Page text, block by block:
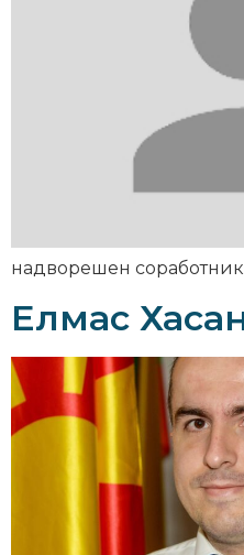
надворешен
Елмас